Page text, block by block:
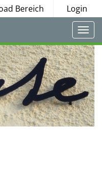
Bereich Login